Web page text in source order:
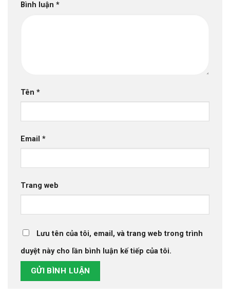
Bình luận *
Tên *
Email *
Trang web
Lưu tên của tôi, email, và trang web trong trình
duyệt này cho lần bình luận kế tiếp của tôi.